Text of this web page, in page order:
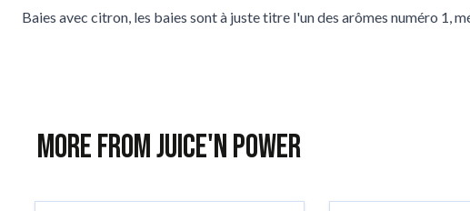
Baies avec citron, les baies sont à juste titre l'un des arômes numéro 1,
More from Juice'n Power